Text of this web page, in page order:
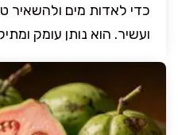
כדי לאדות מים ולהשאיר
ועשיר. הוא נותן עומק